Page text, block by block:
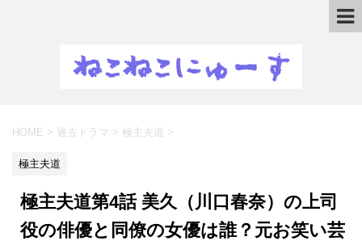
HOME > 過去ドラマ > 極主夫道 >
極主夫道
極主夫道第4話 美久（川口春奈）の上司
役の俳優と同僚の女優は誰？元お笑い芸